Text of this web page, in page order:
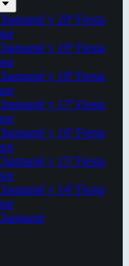
y 20ª Fiesta
y 19ª Fiesta
y 18ª Fiesta
y 17ª Fiesta
y 16ª Fiesta
y 15ª Fiesta
y 14ª Fiesta